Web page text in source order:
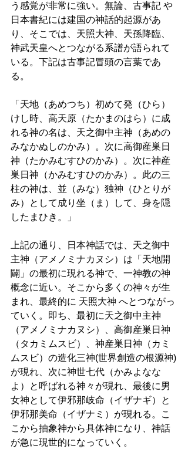
う感覚が非常に強い。無論、古事記 や
日本書紀には建国の神話的起源があ
り、そこでは、天照大神、天孫降臨、
神武天皇へとつながる系譜が語られて
いる。下記は古事記冒頭の言葉であ
る。
「天地（あめつち）初めて発（ひら）
けし時、高天原（たかまのはら）に成
れる神の名は、天之御中主神（あめの
みなかぬしのかみ）。次に高御産巣日
神（たかみむすひのかみ）。次に神産
巣日神（かみむすひのかみ）。此の三
柱の神は、並（みな）独神（ひとりが
み）として成り坐（ま）して、身を隠
したまひき。」
上記の通り、日本神話では、天之御中
主神（アメノミナカヌシ）は「天地開
闢」の最初に現れる神で、一神教の神
概念に近い。そこから多くの神々が生
まれ、最終的に 天照大神 へとつながっ
ていく。即ち、最初に天之御中主神
（アメノミナカヌシ）、高御産巣日神
（タカミムスビ）、神産巣日神（カミ
ムスビ）の造化三神(世界創造の根源神)
が現れ、次に神世七代（かみよなな
よ）と呼ばれる神々が現れ、最後に男
女神として伊邪那岐命（イザナギ）と
伊邪那美命（イザナミ）が現れる。こ
こから抽象神から具体神になり、神話
が急に現世的になっていく。